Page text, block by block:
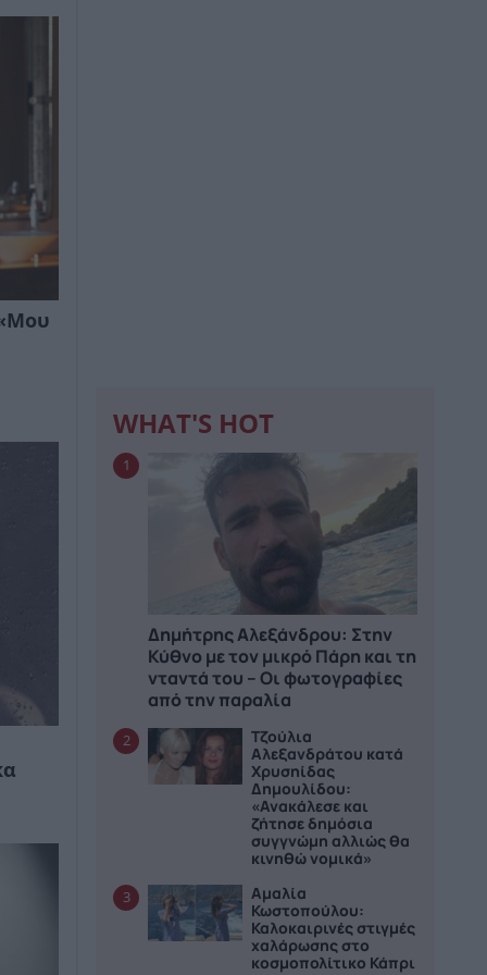
WHAT'S HOT
1
Δημήτρης Αλεξάνδρου: Στην
Κύθνο με τον μικρό Πάρη και τη
νταντά του – Οι φωτογραφίες
από την παραλία
2
Τζούλια
Αλεξανδράτου κατά
Χρυσηίδας
Δημουλίδου:
«Ανακάλεσε και
ζήτησε δημόσια
συγγνώμη αλλιώς θα
κινηθώ νομικά»
3
Αμαλία
Κωστοπούλου:
Καλοκαιρινές στιγμές
χαλάρωσης στο
κοσμοπολίτικο Κάπρι